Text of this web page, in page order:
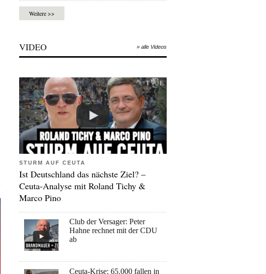
Weitere >>
VIDEO » alle Videos
STURM AUF CEUTA
Ist Deutschland das nächste Ziel? –
Ceuta-Analyse mit Roland Tichy &
Marco Pino
Club der Versager: Peter
Hahne rechnet mit der CDU
ab
Ceuta-Krise: 65.000 fallen in